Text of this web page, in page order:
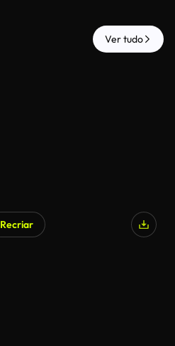
Ver tudo
Recriar